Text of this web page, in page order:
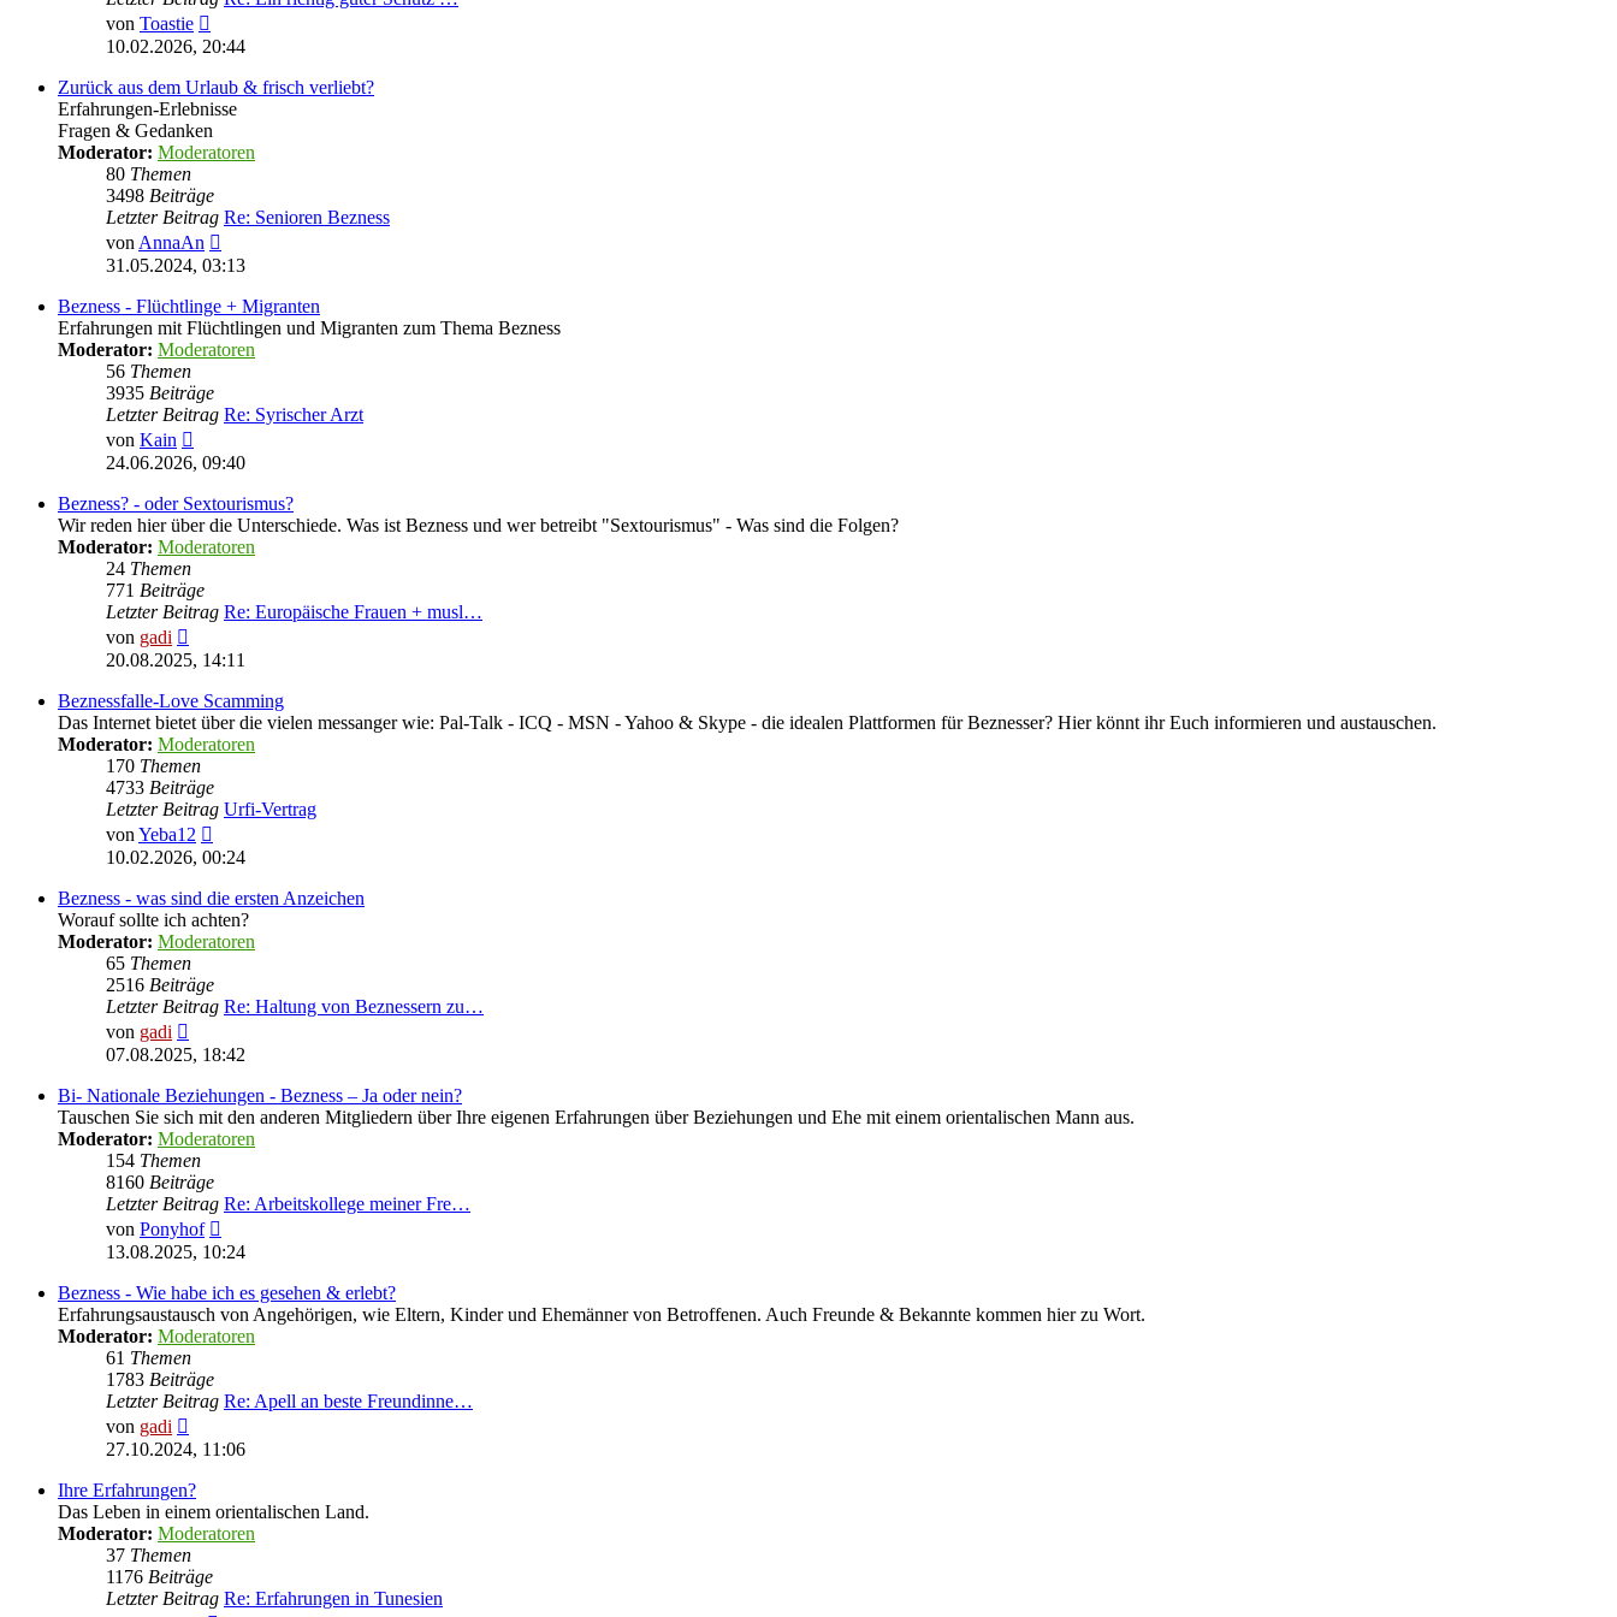
von Toastie
Beitrag
10.02.2026, 20:44
Zurück aus dem Urlaub & frisch verliebt?
Erfahrungen-Erlebnisse
Fragen & Gedanken
Moderator: Moderatoren
80 Themen
3498 Beiträge
Letzter Beitrag Re: Senioren Bezness
von AnnaAn
Beitrag
31.05.2024, 03:13
Bezness - Flüchtlinge + Migranten
Erfahrungen mit Flüchtlingen und Migranten zum Thema Bezness
Moderator: Moderatoren
56 Themen
3935 Beiträge
Letzter Beitrag Re: Syrischer Arzt
von Kain
Beitrag
24.06.2026, 09:40
Bezness? - oder Sextourismus?
Wir reden hier über die Unterschiede. Was ist Bezness und wer betreibt "Sextourismus" - Was sind die Folgen?
Moderator: Moderatoren
24 Themen
771 Beiträge
Letzter Beitrag Re: Europäische Frauen + musl…
von gadi
Beitrag
20.08.2025, 14:11
Beznessfalle-Love Scamming
Das Internet bietet über die vielen messanger wie: Pal-Talk - ICQ - MSN - Yahoo & Skype - die idealen Plattformen für Beznesser? Hier könnt ihr Euch informieren und austauschen.
Moderator: Moderatoren
170 Themen
4733 Beiträge
Letzter Beitrag Urfi-Vertrag
von Yeba12
Beitrag
10.02.2026, 00:24
Bezness - was sind die ersten Anzeichen
Worauf sollte ich achten?
Moderator: Moderatoren
65 Themen
2516 Beiträge
Letzter Beitrag Re: Haltung von Beznessern zu…
von gadi
Beitrag
07.08.2025, 18:42
Bi- Nationale Beziehungen - Bezness – Ja oder nein?
Tauschen Sie sich mit den anderen Mitgliedern über Ihre eigenen Erfahrungen über Beziehungen und Ehe mit einem orientalischen Mann aus.
Moderator: Moderatoren
154 Themen
8160 Beiträge
Letzter Beitrag Re: Arbeitskollege meiner Fre…
von Ponyhof
Beitrag
13.08.2025, 10:24
Bezness - Wie habe ich es gesehen & erlebt?
Erfahrungsaustausch von Angehörigen, wie Eltern, Kinder und Ehemänner von Betroffenen. Auch Freunde & Bekannte kommen hier zu Wort.
Moderator: Moderatoren
61 Themen
1783 Beiträge
Letzter Beitrag Re: Apell an beste Freundinne…
von gadi
Beitrag
27.10.2024, 11:06
Ihre Erfahrungen?
Das Leben in einem orientalischen Land.
Moderator: Moderatoren
37 Themen
1176 Beiträge
Letzter Beitrag Re: Erfahrungen in Tunesien